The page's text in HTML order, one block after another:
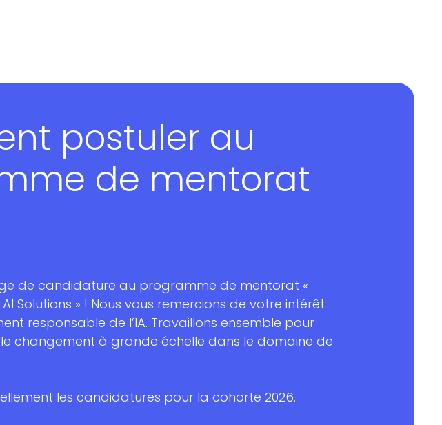
postuler au
de mentorat
de candidature au programme de mentorat «
Solutions » ! Nous vous remercions de votre intérêt
responsable de l’IA. Travaillons ensemble pour
changement à grande échelle dans le domaine de
les candidatures pour la cohorte 2026.